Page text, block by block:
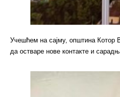
Учешћем на сајму, општина Котор
да остваре нове контакте и